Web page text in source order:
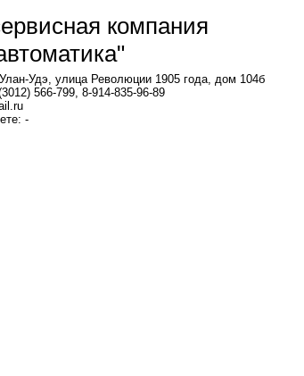
компания
Удэ, улица Революции 1905 года, дом 104б
566-799, 8-914-835-96-89
-